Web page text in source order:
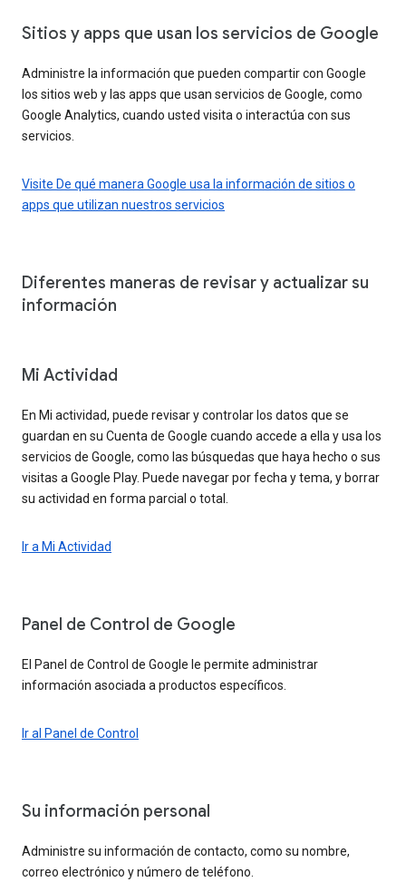
Sitios y apps que usan los servicios de Google
Administre la información que pueden compartir con Google
los sitios web y las apps que usan servicios de Google, como
Google Analytics, cuando usted visita o interactúa con sus
servicios.
Visite De qué manera Google usa la información de sitios o
apps que utilizan nuestros servicios
Diferentes maneras de revisar y actualizar su
información
Mi Actividad
En Mi actividad, puede revisar y controlar los datos que se
guardan en su Cuenta de Google cuando accede a ella y usa los
servicios de Google, como las búsquedas que haya hecho o sus
visitas a Google Play. Puede navegar por fecha y tema, y borrar
su actividad en forma parcial o total.
Ir a Mi Actividad
Panel de Control de Google
El Panel de Control de Google le permite administrar
información asociada a productos específicos.
Ir al Panel de Control
Su información personal
Administre su información de contacto, como su nombre,
correo electrónico y número de teléfono.